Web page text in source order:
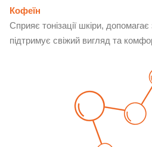
Кофеїн
Сприяє тонізації шкіри,
підтримує свіжий вигляд та